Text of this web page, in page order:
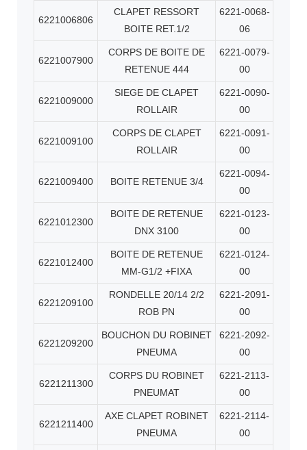
6221006806
CLAPET RESSORT
BOITE RET.1/2
6221-0068-
06
6221007900
CORPS DE BOITE DE
RETENUE 444
6221-0079-
00
6221009000
SIEGE DE CLAPET
ROLLAIR
6221-0090-
00
6221009100
CORPS DE CLAPET
ROLLAIR
6221-0091-
00
6221009400 BOITE RETENUE 3/4
6221-0094-
00
6221012300
BOITE DE RETENUE
DNX 3100
6221-0123-
00
6221012400
BOITE DE RETENUE
MM-G1/2 +FIXA
6221-0124-
00
6221209100
RONDELLE 20/14 2/2
ROB PN
6221-2091-
00
6221209200
BOUCHON DU ROBINET
PNEUMA
6221-2092-
00
6221211300
CORPS DU ROBINET
PNEUMAT
6221-2113-
00
6221211400
AXE CLAPET ROBINET
PNEUMA
6221-2114-
00